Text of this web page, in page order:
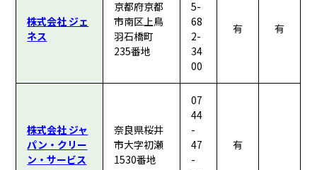
株式会社 ジェ
ネス
京都府京都
市南区上鳥
羽石橋町
235番地
5-
68
2-
34
00
有 有
株式会社 ジャ
パン・クリー
ン・サービス
奈良県桜井
市大字初瀬
1530番地
07
44
-
47
-
有